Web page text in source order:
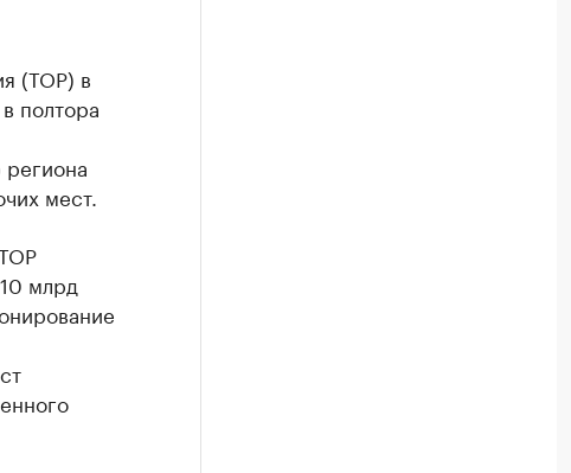
(ТОР) в
полтора
мест.
млрд